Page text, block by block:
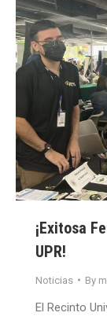
¡Exitosa
UPR!
Noticias By
El Recinto